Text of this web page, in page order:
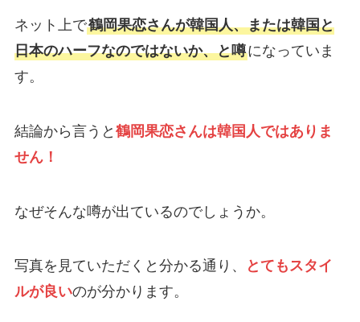
ネット上で鶴岡果恋さんが韓国人、または韓国と
日本のハーフなのではないか、と噂になっていま
す。
結論から言うと 鶴岡果恋さんは韓国人ではありま
せん！
なぜそんな噂が出ているのでしょうか。
写真を見ていただくと分かる通り、
とてもスタイ
ルが良いのが分かります。